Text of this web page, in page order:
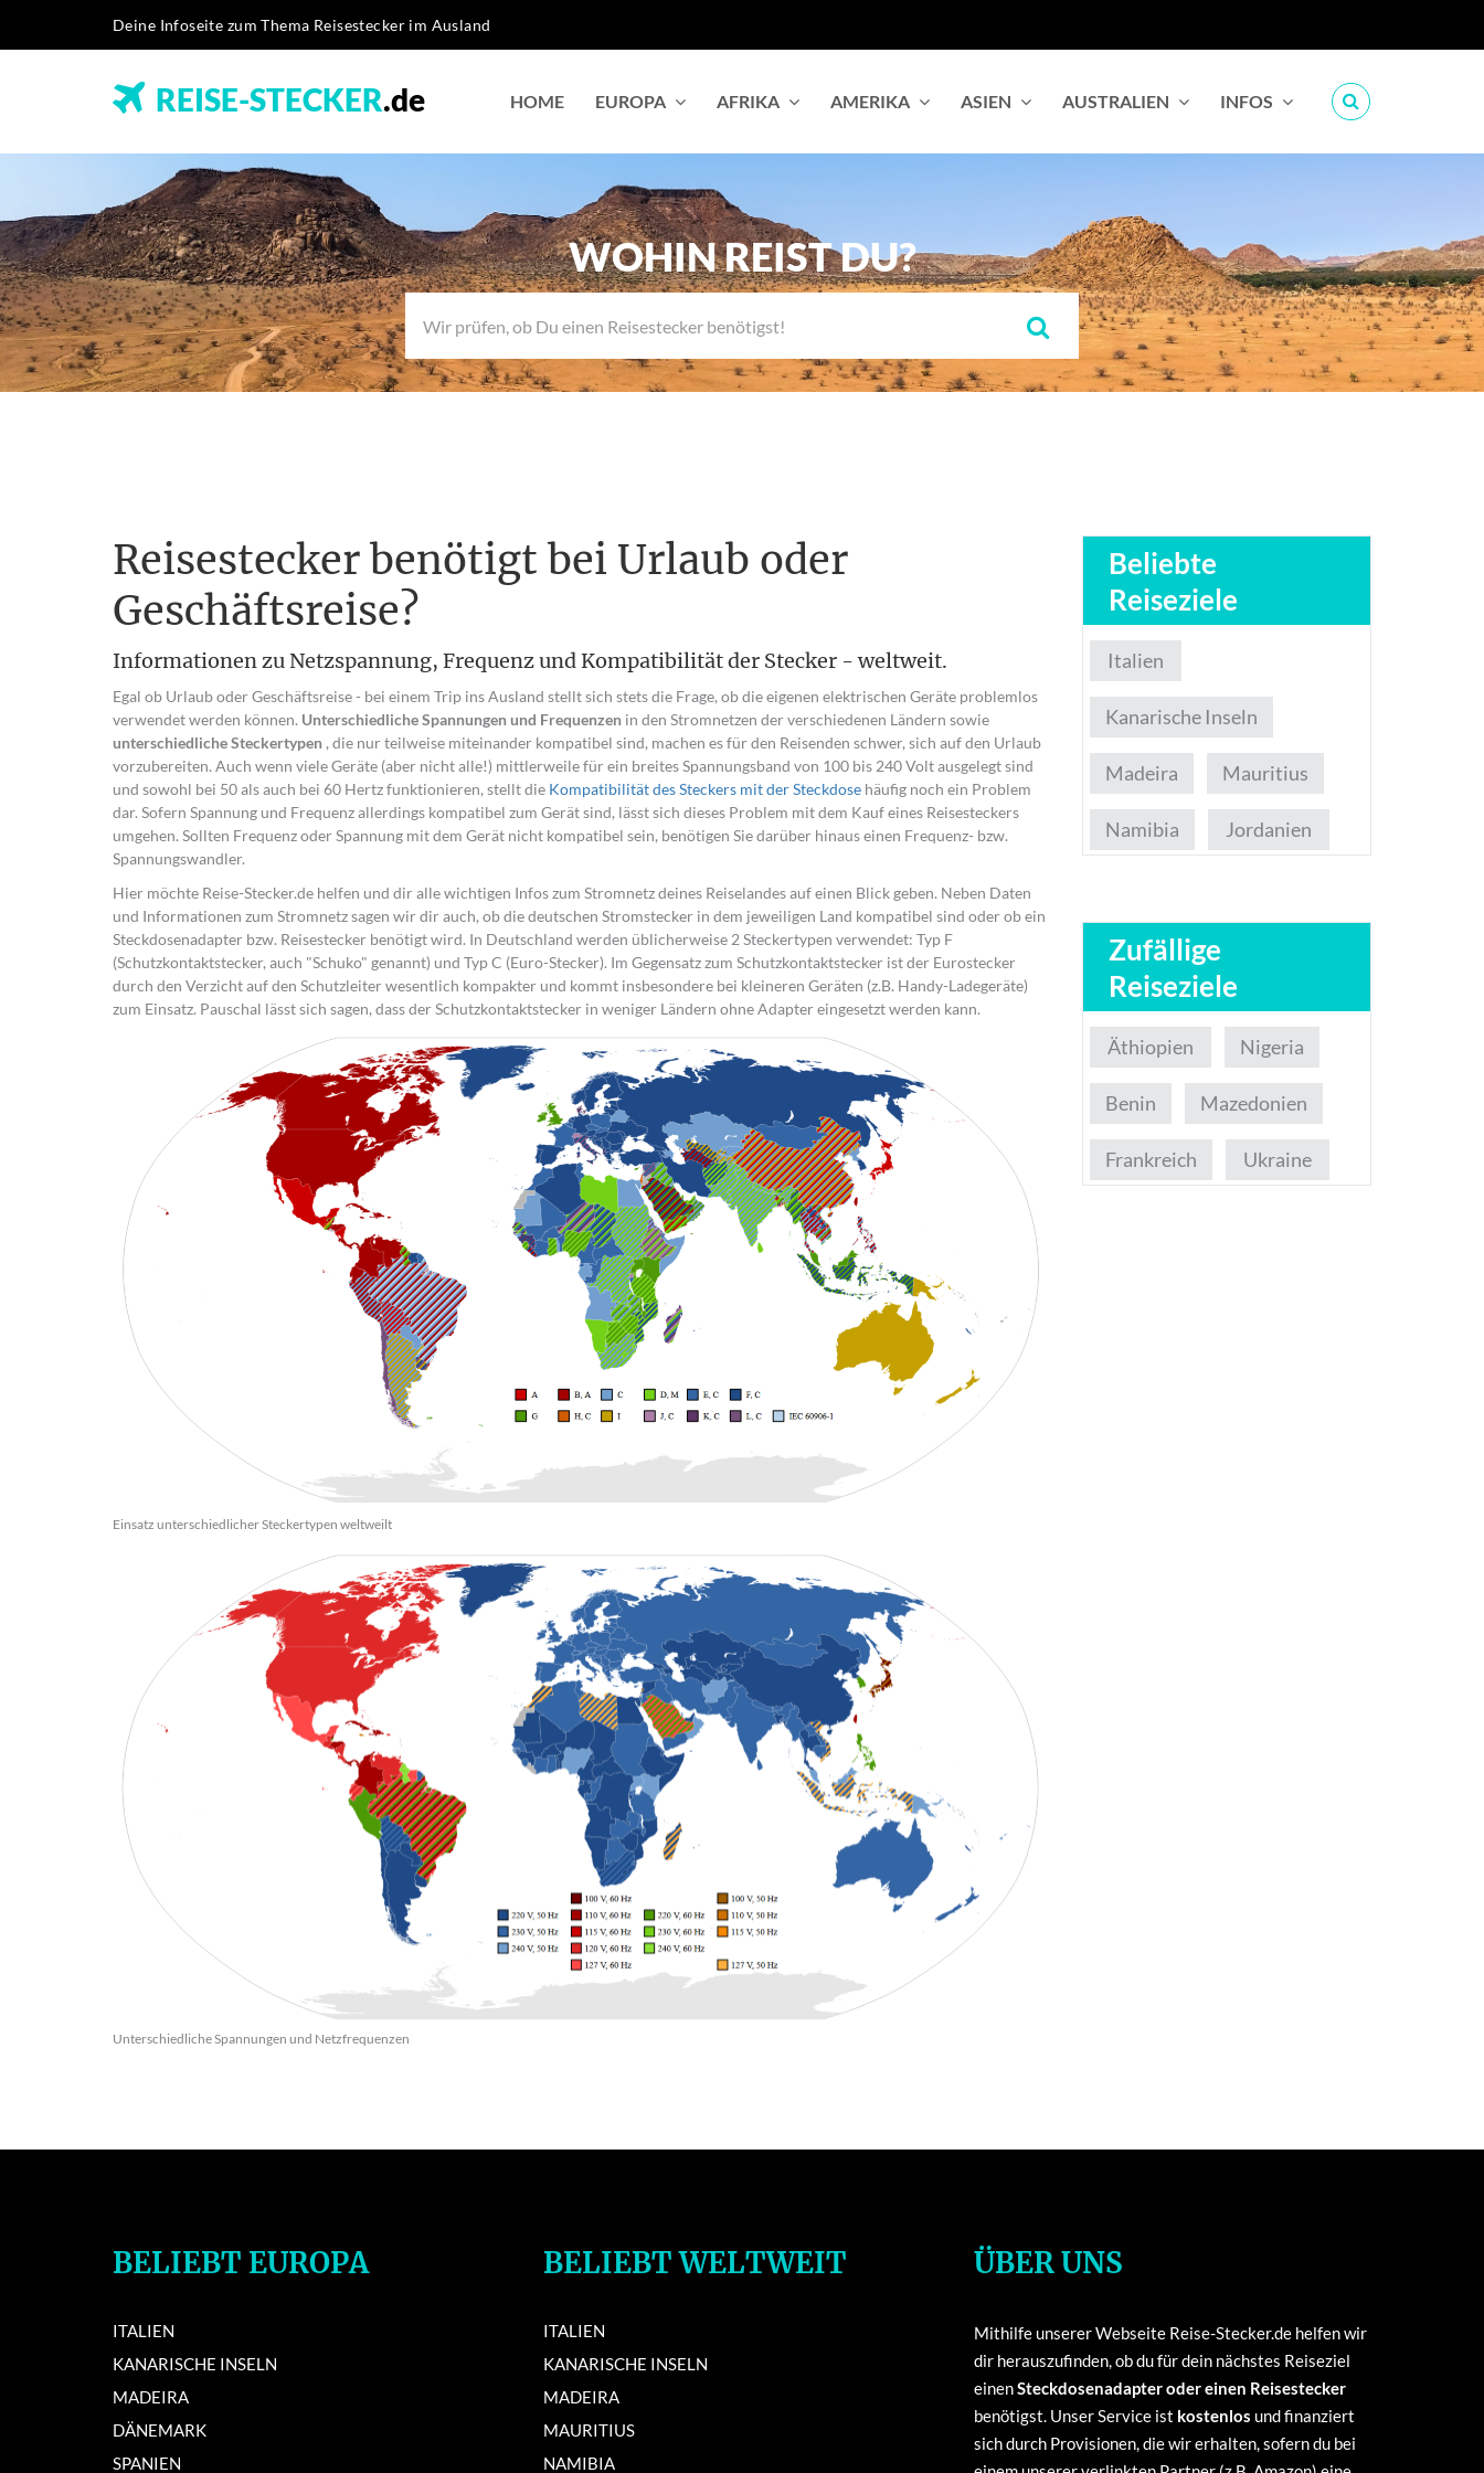
Deine Infoseite zum Thema Reisestecker im Ausland
REISE-STECKER.de HOME EUROPA AFRIKA AMERIKA ASIEN AUSTRALIEN INFOS
WOHIN REIST DU?
Reisestecker benötigt bei Urlaub oder
Geschäftsreise?
Informationen zu Netzspannung, Frequenz und Kompatibilität der Stecker - weltweit.
Egal ob Urlaub oder Geschäftsreise - bei einem Trip ins Ausland stellt sich stets die Frage, ob die eigenen elektrischen Geräte problemlos
verwendet werden können. Unterschiedliche Spannungen und Frequenzen in den Stromnetzen der verschiedenen Ländern sowie
unterschiedliche Steckertypen , die nur teilweise miteinander kompatibel sind, machen es für den Reisenden schwer, sich auf den Urlaub
vorzubereiten. Auch wenn viele Geräte (aber nicht alle!) mittlerweile für ein breites Spannungsband von 100 bis 240 Volt ausgelegt sind
und sowohl bei 50 als auch bei 60 Hertz funktionieren, stellt die Kompatibilität des Steckers mit der Steckdose häufig noch ein Problem
dar. Sofern Spannung und Frequenz allerdings kompatibel zum Gerät sind, lässt sich dieses Problem mit dem Kauf eines Reisesteckers
umgehen. Sollten Frequenz oder Spannung mit dem Gerät nicht kompatibel sein, benötigen Sie darüber hinaus einen Frequenz- bzw.
Spannungswandler.
Hier möchte Reise-Stecker.de helfen und dir alle wichtigen Infos zum Stromnetz deines Reiselandes auf einen Blick geben. Neben Daten
und Informationen zum Stromnetz sagen wir dir auch, ob die deutschen Stromstecker in dem jeweiligen Land kompatibel sind oder ob ein
Steckdosenadapter bzw. Reisestecker benötigt wird. In Deutschland werden üblicherweise 2 Steckertypen verwendet: Typ F
(Schutzkontaktstecker, auch "Schuko" genannt) und Typ C (Euro-Stecker). Im Gegensatz zum Schutzkontaktstecker ist der Eurostecker
durch den Verzicht auf den Schutzleiter wesentlich kompakter und kommt insbesondere bei kleineren Geräten (z.B. Handy-Ladegeräte)
zum Einsatz. Pauschal lässt sich sagen, dass der Schutzkontaktstecker in weniger Ländern ohne Adapter eingesetzt werden kann.
Einsatz unterschiedlicher Steckertypen weltweilt
Unterschiedliche Spannungen und Netzfrequenzen
Beliebte
Reiseziele
Italien
Kanarische Inseln
Madeira Mauritius
Namibia Jordanien
Zufällige
Reiseziele
Äthiopien Nigeria
Benin Mazedonien
Frankreich Ukraine
BELIEBT EUROPA
ITALIEN
KANARISCHE INSELN
MADEIRA
DÄNEMARK
SPANIEN
BELIEBT WELTWEIT
ITALIEN
KANARISCHE INSELN
MADEIRA
MAURITIUS
NAMIBIA
ÜBER UNS
Mithilfe unserer Webseite Reise-Stecker.de helfen wir
dir herauszufinden, ob du für dein nächstes Reiseziel
einenSteckdosenadapter oder einen Reisestecker
benötigst. Unser Service ist kostenlos und finanziert
sich durch Provisionen, die wir erhalten, sofern du bei